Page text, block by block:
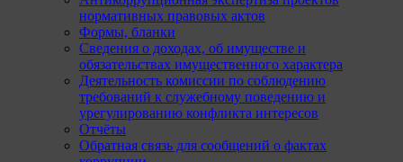
нормативных правовых актов
Формы, бланки
Сведения о доходах, об имуществе и
обязательствах имущественного характера
Деятельность комиссии по соблюдению
требований к служебному поведению и
урегулированию конфликта интересов
Отчёты
Обратная связь для сообщений о фактах